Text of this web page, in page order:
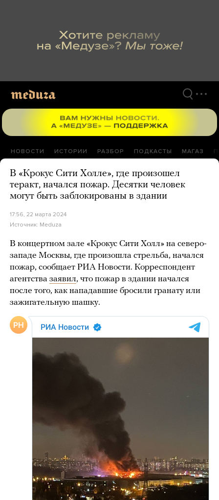
НОВОСТИ ИСТОРИИ РАЗБОР ПОДКАСТЫ МАГАЗ
В «Крокус Сити Холле», где произошел
теракт, начался пожар. Десятки человек
могут быть заблокированы в здании
17:56, 22 марта 2024
Источник: Meduza
В концертном зале «Крокус Сити Холл» на северо-
западе Москвы, где произошла стрельба, начался
пожар, сообщает РИА Новости. Корреспондент
агентства заявил, что пожар в здании начался
после того, как нападавшие бросили гранату или
зажигательную шашку.